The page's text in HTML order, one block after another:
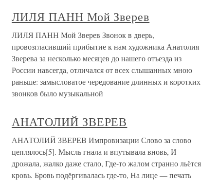
ЛИЛЯ ПАНН Мой Зверев
ЛИЛЯ ПАНН Мой Зверев Звонок в дверь,
провозгласивший прибытие к нам художника Анатолия
Зверева за несколько месяцев до нашего отъезда из
России навсегда, отличался от всех слышанных мною
раньше: замысловатое чередование длинных и коротких
звонков было музыкальной
АНАТОЛИЙ ЗВЕРЕВ
АНАТОЛИЙ ЗВЕРЕВ Импровизации Слово за слово
цеплялось[5]. Мысль гнала и впутывала вновь, И
дрожала, жалко даже стало, Где-то жалом странно льётся
кровь. Бровь подёргивалась где-то, На лице — печать